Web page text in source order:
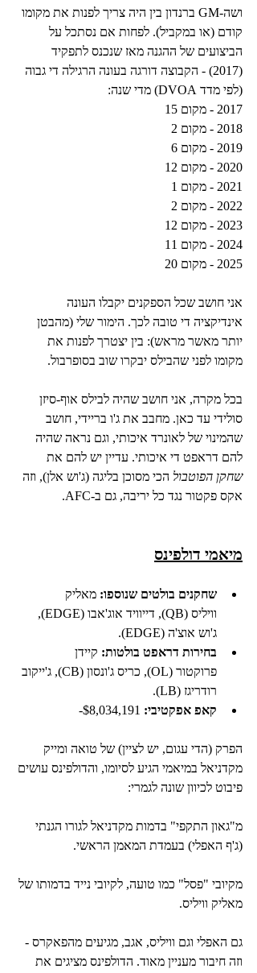
ושה-GM ברנדון בין היה צריך לפנות את מקומו
קודם (או במקביל). לפחות אם נסתכל על
הביצועים של ההגנה מאז שנכנס לתפקיד
(2017) - הקבוצה דורגה בעונה הרגילה די גבוה
(לפי מדד DVOA) מדי שנה:
2017 - מקום 15
2018 - מקום 2
2019 - מקום 6
2020 - מקום 12
2021 - מקום 1
2022 - מקום 2
2023 - מקום 12
2024 - מקום 11
2025 - מקום 20
אני חושב שכל הספקנים יקבלו העונה
אינדיקציה די טובה לכך. הימור שלי (מהבטן
יותר מאשר מראש): בין יצטרך לפנות את
מקומו לפני שהבילס יבקרו שוב בסופרבול.
בכל מקרה, אני חושב שהיה לבילס אוף-סיזן
סולידי עד כאן. מחבב את ג'ו בריידי, חושב
שהמינוי של לאונרד איכותי, וגם נראה שהיה
להם דראפט די איכותי. עדיין יש להם את
שחקן הפוטבול הכי מסוכן בליגה (ג'וש אלן), וזה
אקס פקטור נגד כל יריבה, גם ב-AFC.
מיאמי דולפינס
שחקנים בולטים שנוספו: מאליק
וויליס (QB), דייוויד אוג'אבו (EDGE),
ג'וש אוצ'ה (EDGE).
בחירות דראפט בולטות: קיידן
פרוקטור (OL), כריס ג'ונסון (CB), ג'ייקוב
רודריגז (LB).
קאפ אפקטיבי:
הפרק (הדי עגום, יש לציין) של טואה ומייק
מקדניאל במיאמי הגיע לסיומו, והדולפינס עושים
פיבוט לכיוון שונה לגמרי:
מ"גאון התקפי" בדמות מקדניאל לגורו הגנתי
(ג'ף האפלי) בעמדת המאמן הראשי.
מקיובי "פסל" כמו טועה, לקיובי נייד בדמותו של
מאליק וויליס.
גם האפלי וגם וויליס, אגב, מגיעים מהפאקרס -
וזה חיבור מעניין מאוד. הדולפינס מציגים את